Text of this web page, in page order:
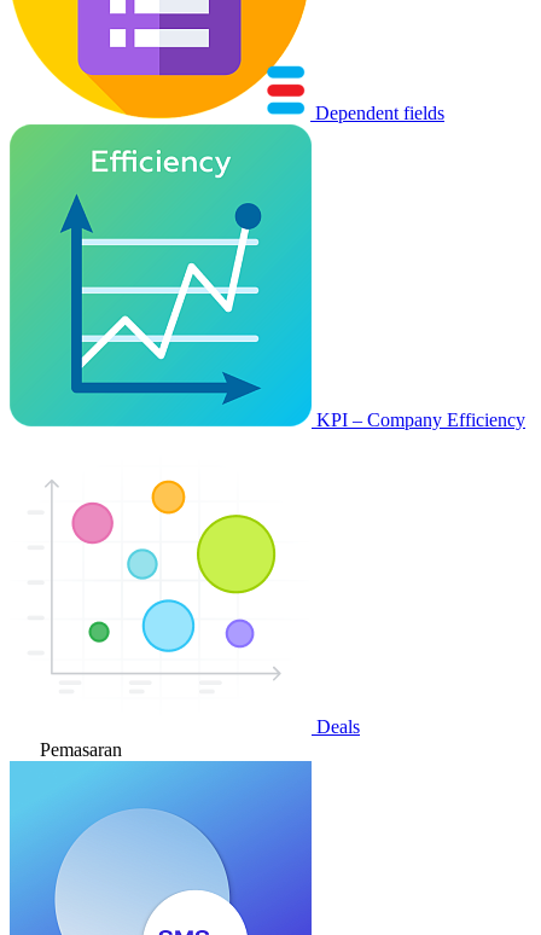
Dependent fields
KPI – Company Efficiency
Deals
Pemasaran